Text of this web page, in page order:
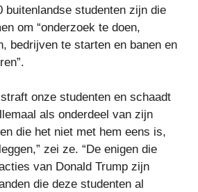
buitenlandse studenten zijn die
om “onderzoek te doen,
bedrijven te starten en banen en
onze studenten en schaadt
als onderdeel van zijn
die het niet met hem eens is,
zei ze. “De enigen die
van Donald Trump zijn
die deze studenten al